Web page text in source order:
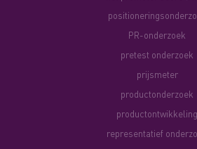
PR-onderzoek
pretest onderzoek
prijsmeter
productonderzoek
productontwikkeling
representatief